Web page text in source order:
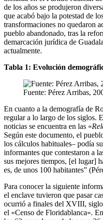
de los años se produjeron
que acabó bajo la potestad de
transformaciones no quedaron
pueblo abandonado, tras la
demarcación jurídica de
actualmente.
Tabla 1: Evolución
Fuente: Pérez Arribas,
En cuanto a la demografía de
regular a lo largo de los siglos.
noticias se encuentra en las «
Según este documento, el
los cálculos habituales– podía
informantes que contestaron a
sus mejores tiempos, [el lugar]
es, de unos 100 habitantes”
Para conocer la siguiente
el enclave tuvieron que pasar
ocurrió a finales del XVIII, siglo
el «Censo de Floridablanca».